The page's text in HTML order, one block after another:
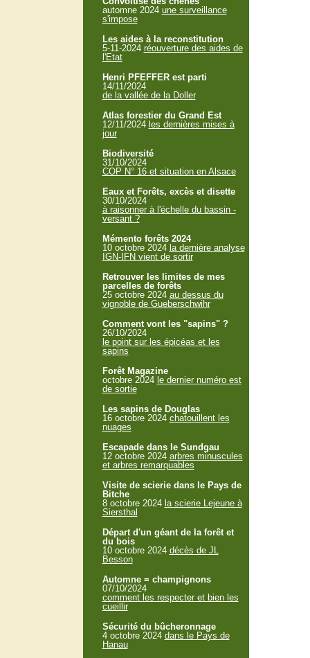
automne 2024 une surveillance
s'impose
Les aides à la reconstitution
5-11-2024 réouverture des aides de
l'Etat
Henri PFEFFER est parti
14/11/2024
de la vallée de la Doller
Atlas forestier du Grand Est
12/11/2024 les dernières mises à
jour
Biodiversité
31/10/2024
COP N° 16 et situation en Alsace
Eaux et Forêts, excès et disette
30/10/2024
à raisonner à l'échelle du bassin -
versant ?
Mémento forêts 2024
10 octobre 2024 la dernière analyse
IGN-IFN vient de sortir
Retrouver les limites de mes
parcelles de forêts
25 octobre 2024 au dessus du
vignoble de Gueberschwihr
Comment vont les "sapins" ?
26/10/2024
le point sur les épicéas et les
sapins
Forêt Magazine
octobre 2024 le dernier numéro est
de sortie
Les sapins de Douglas
16 octobre 2024 chatouillent les
nuages
Escapade dans le Sundgau
12 octobre 2024 arbres minuscules
et arbres remarquables
Visite de scierie dans le Pays de
Bitche
8 octobre 2024 la scierie Lejeune à
Siersthal
Départ d'un géant de la forêt et
du bois
10 octobre 2024 décès de JL
Besson
Automne = champignons
07/10/2024
comment les respecter et bien les
cueillir
Sécurité du bûcheronnage
4 octobre 2024 dans le Pays de
Hanau